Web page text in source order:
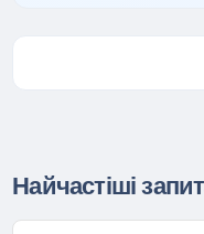
Найчастіші